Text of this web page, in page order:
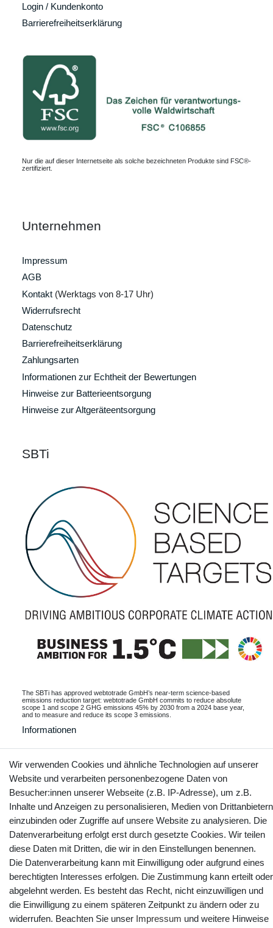
Login / Kundenkonto
Barrierefreiheitserklärung
Nur die auf dieser Internetseite als solche bezeichneten Produkte sind FSC®-
zertifiziert.
Unternehmen
Impressum
AGB
Kontakt (Werktags von 8-17 Uhr)
Widerrufsrecht
Datenschutz
Barrierefreiheitserklärung
Zahlungsarten
Informationen zur Echtheit der Bewertungen
Hinweise zur Batterieentsorgung
Hinweise zur Altgeräteentsorgung
SBTi
The SBTi has approved webtotrade GmbH’s near-term science-based
emissions reduction target: webtotrade GmbH commits to reduce absolute
scope 1 and scope 2 GHG emissions 45% by 2030 from a 2024 base year,
and to measure and reduce its scope 3 emissions.
Informationen
Vertrag widerrufen Kontakt
YouTube Facebook Instagram
Wir verwenden Cookies und ähnliche Technologien auf unserer
Website und verarbeiten personenbezogene Daten von
Besucher:innen unserer Webseite (z.B. IP-Adresse), um z.B.
Inhalte und Anzeigen zu personalisieren, Medien von Drittanbietern
einzubinden oder Zugriffe auf unsere Website zu analysieren. Die
Datenverarbeitung erfolgt erst durch gesetzte Cookies. Wir teilen
diese Daten mit Dritten, die wir in den Einstellungen benennen.
Die Datenverarbeitung kann mit Einwilligung oder aufgrund eines
berechtigten Interesses erfolgen. Die Zustimmung kann erteilt oder
abgelehnt werden. Es besteht das Recht, nicht einzuwilligen und
die Einwilligung zu einem späteren Zeitpunkt zu ändern oder zu
widerrufen. Beachten Sie unser Impressum und weitere Hinweise